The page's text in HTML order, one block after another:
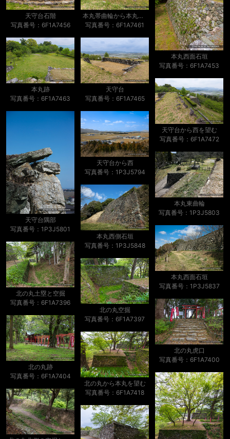
本丸西面石垣
写真番号：6F1A7453
天守台石階
写真番号：6F1A7456
本丸帯曲輪から本丸虎口
写真番号：6F1A7461
本丸跡
写真番号：6F1A7463
天守台
写真番号：6F1A7465
天守台から西を望む
写真番号：6F1A7472
天守台隅部
写真番号：1P3J5801
天守台から西
写真番号：1P3J5794
本丸東曲輪
写真番号：1P3J5803
本丸西側石垣
写真番号：1P3J5848
本丸西面石垣
写真番号：1P3J5837
北の丸土塁と空掘
写真番号：6F1A7396
北の丸空掘
写真番号：6F1A7397
北の丸虎口
写真番号：6F1A7400
北の丸跡
写真番号：6F1A7404
北の丸から本丸を望む
写真番号：6F1A7418